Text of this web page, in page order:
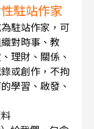
駐站作家
駐站作家，可
對時事、教
理財、關係、
或創作，不拘
學習、啟發、